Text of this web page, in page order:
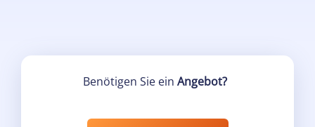
Benötigen Sie ein Angebot?